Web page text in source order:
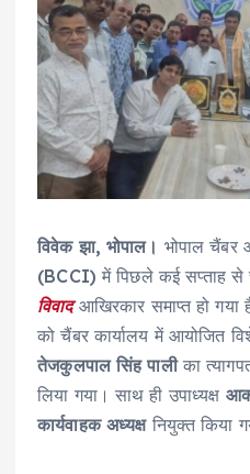
विवेक झा, भोपाल। भोपाल चैंबर
(BCCI) में पिछले कई सप्ताह से
विवादआखिरकार समाप्त हो
को चैंबर कार्यालय में आयोजित
तेजकुलपाल सिंह पालीका
लिया गया। साथ ही उपाध्यक्ष
कार्यवाहक अध्यक्षनियुक्त किया